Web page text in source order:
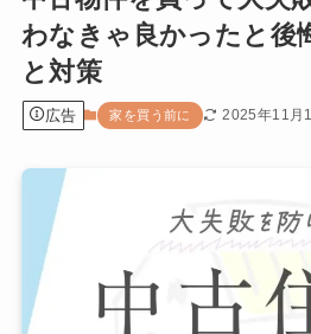
わなきゃ良かったと後
と対策
広告 家を買う前に 2025年11月